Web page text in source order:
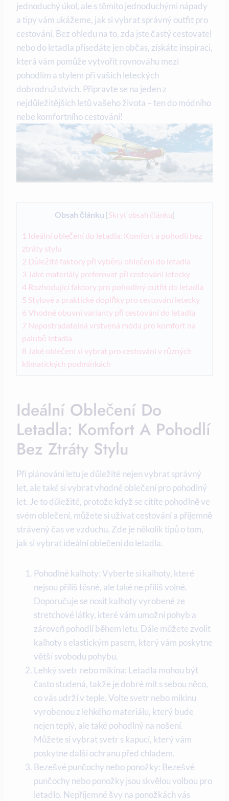
jednoduchý úkol, ale s těmito jednoduchými nápady
a tipy vám ukážeme, jak si vybrat správný outfit pro
cestování. Bez ohledu na to, zda jste častý cestovatel
nebo do letadla přisedáte jen občas, získáte inspiraci,
která vám pomůže vytvořit rovnováhu mezi
pohodlím a stylem při vašich leteckých
dobrodružstvích. Připravte se na jeden z
nejdůležitějších letů vašeho života – ten do módního
nebe komfortního cestování!
Obsah článku [Skryť obsah článku]
1 Ideální oblečení do letadla: Komfort a pohodlí bez
ztráty stylu
2 Důležité faktory při výběru oblečení do letadla
3 Jaké materiály preferovat při cestování letecky
4 Rozhodující faktory pro pohodlný outfit do letadla
5 Stylové a praktické doplňky pro cestování letecky
6 Vhodné obuvní varianty při cestování do letadla
7 Nepostradatelná vrstvená móda pro komfort na
palubě letadla
8 Jaké oblečení si vybrat pro cestování v různých
klimatických podmínkách
Ideální Oblečení Do
Letadla: Komfort A Pohodlí
Bez Ztráty Stylu
Při plánování letu je důležité nejen vybrat správný
let, ale také si vybrat vhodné oblečení pro pohodlný
let. Je to důležité, protože když se cítíte pohodlně ve
svém oblečení, můžete si užívat cestování a příjemně
strávený čas ve vzduchu. Zde je několik tipů o tom,
jak si vybrat ideální oblečení do letadla.
Pohodlné kalhoty: Vyberte si kalhoty, které
nejsou příliš těsné, ale také ne příliš volné.
Doporučuje se nosit kalhoty vyrobené ze
stretchové látky, které vám umožní pohyb a
zároveň pohodlí během letu. Dále můžete zvolit
kalhoty s elastickým pasem, který vám poskytne
větší svobodu pohybu.
Lehký svetr nebo mikina: Letadla mohou být
často studená, takže je dobré mít s sebou něco,
co vás udrží v teple. Volte svetr nebo mikinu
vyrobenou z lehkého materiálu, který bude
nejen teplý, ale také pohodlný na nošení.
Můžete si vybrat svetr s kapucí, který vám
poskytne další ochranu před chladem.
Bezešvé punčochy nebo ponožky: Bezešvé
punčochy nebo ponožky jsou skvělou volbou pro
letadlo. Nepříjemné švy na ponožkách vás